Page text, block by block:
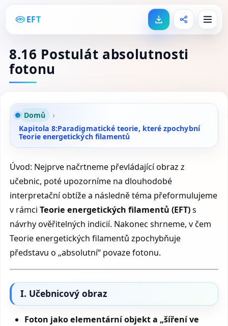
EFT
8.16 Postulát absolutnosti
fotonu
Domů
›
Kapitola 8:Paradigmatické teorie, které zpochybní
Teorie energetických filamentů
Úvod: Nejprve načrtneme převládající obraz z
učebnic, poté upozorníme na dlouhodobé
interpretační obtíže a následně téma přeformulujeme
v rámci Teorie energetických filamentů (EFT)s
návrhy ověřitelných indicií. Nakonec shrneme, v čem
Teorie energetických filamentů zpochybňuje
představu o „absolutní“ povaze fotonu.
I. Učebnicový obraz
Foton jako elementární objekt a „šíření ve